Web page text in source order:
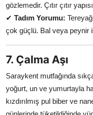
gözlemedir. Çıtır çıtır
✔ Tadım Yorumu:
çok güçlü. Bal veya peynir
7. Çalma Aşı
Saraykent mutfağında
yoğurt, un ve yumurtayla
kızdırılmış pul biber ve